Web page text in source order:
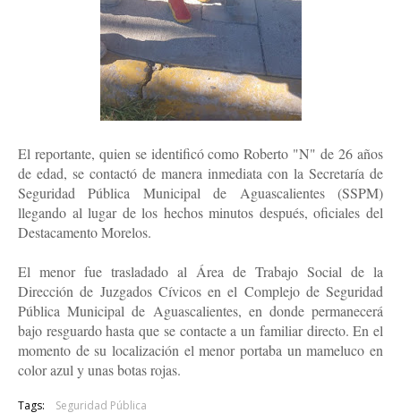
El reportante, quien se identificó como Roberto "N" de 26 años
de edad, se contactó de manera inmediata con la Secretaría de
Seguridad Pública Municipal de Aguascalientes (SSPM)
llegando al lugar de los hechos minutos después, oficiales del
Destacamento Morelos.
El menor fue trasladado al Área de Trabajo Social de la
Dirección de Juzgados Cívicos en el Complejo de Seguridad
Pública Municipal de Aguascalientes, en donde permanecerá
bajo resguardo hasta que se contacte a un familiar directo. En el
momento de su localización el menor portaba un mameluco en
color azul y unas botas rojas.
Tags: Seguridad Pública